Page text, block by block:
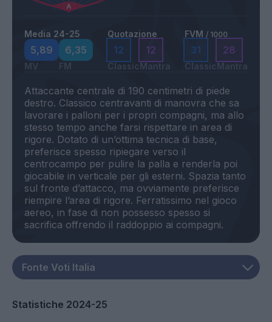
Media 24-25
5,89
MV
6,35
FM
Quotazione
12
Classic
12
Mantra
FVM / 1000
31
Classic
28
Mantra
Attaccante centrale di 190 centimetri di piede
destro. Classico centravanti di manovra che sa
lavorare i palloni per i propri compagni, ma allo
stesso tempo anche farsi rispettare in area di
rigore. Dotato di un’ottima tecnica di base,
preferisce spesso ripiegare verso il
centrocampo per pulire la palla e renderla poi
giocabile in verticale per gli esterni. Spazia tanto
sul fronte d’attacco, ma ovviamente preferisce
riempire l’area di rigore. Ferratissimo nel gioco
aereo, in fase di non possesso spesso si
Statistiche 2024-25